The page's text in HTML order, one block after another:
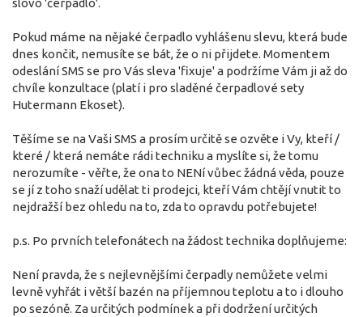
Pokud máme na nějaké čerpadlo vyhlášenu slevu, která bude
dnes končit, nemusíte se bát, že o ni přijdete. Momentem
odeslání SMS se pro Vás sleva 'fixuje' a podržíme Vám ji až do
chvíle konzultace (platí i pro sladěné čerpadlové sety
Hutermann Ekoset).
Těšíme se na Vaši SMS a prosím určitě se ozvěte i Vy, kteří /
které / která nemáte rádi techniku a myslíte si, že tomu
nerozumíte - věřte, že ona to NENí vůbec žádná věda, pouze
se jí z toho snaží udělat ti prodejci, kteří Vám chtějí vnutit to
nejdražší bez ohledu na to, zda to opravdu potřebujete!
p.s. Po prvních telefonátech na žádost technika doplňujeme:
Není pravda, že s nejlevnějšími čerpadly nemůžete velmi
levně vyhřát i větší bazén na příjemnou teplotu a to i dlouho
po sezóně. Za určitých podmínek a při dodržení určitých